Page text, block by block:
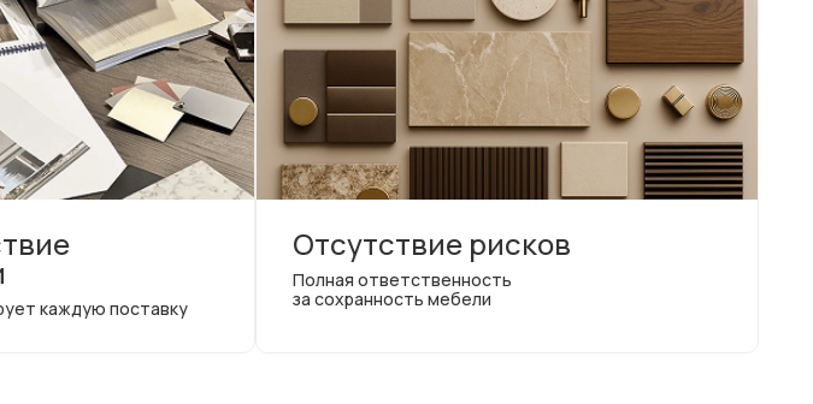
каждую поставку
Отсутствие рисков
Полная ответственность
за сохранность мебели